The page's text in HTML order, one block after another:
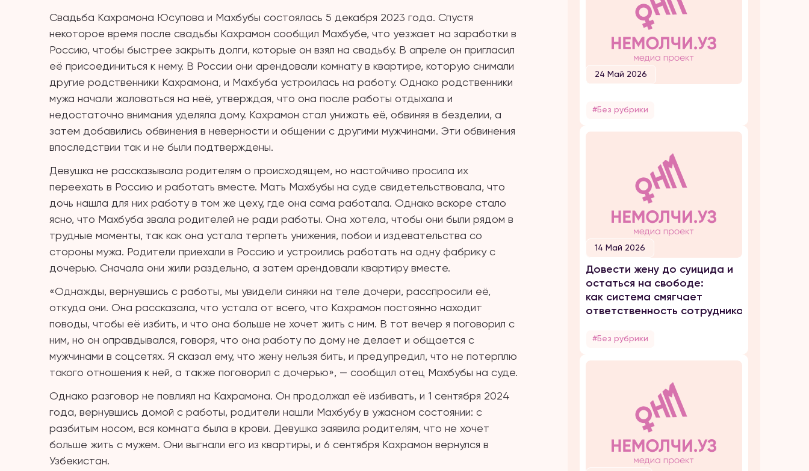
Свадьба Кахрамона Юсупова и Махбубы состоялась 5 декабря 2023 года. Спустя
некоторое время после свадьбы Кахрамон сообщил Махбубе, что уезжает на заработки в
Россию, чтобы быстрее закрыть долги, которые он взял на свадьбу. В апреле он пригласил
её присоединиться к нему. В России они арендовали комнату в квартире, которую снимали
другие родственники Кахрамона, и Махбуба устроилась на работу. Однако родственники
мужа начали жаловаться на неё, утверждая, что она после работы отдыхала и
недостаточно внимания уделяла дому. Кахрамон стал унижать её, обвиняя в безделии, а
затем добавились обвинения в неверности и общении с другими мужчинами. Эти обвинения
впоследствии так и не были подтверждены.
Девушка не рассказывала родителям о происходящем, но настойчиво просила их
переехать в Россию и работать вместе. Мать Махбубы на суде свидетельствовала, что
дочь нашла для них работу в том же цеху, где она сама работала. Однако вскоре стало
ясно, что Махбуба звала родителей не ради работы. Она хотела, чтобы они были рядом в
трудные моменты, так как она устала терпеть унижения, побои и издевательства со
стороны мужа. Родители приехали в Россию и устроились работать на одну фабрику с
дочерью. Сначала они жили раздельно, а затем арендовали квартиру вместе.
«Однажды, вернувшись с работы, мы увидели синяки на теле дочери, расспросили её,
откуда они. Она рассказала, что устала от всего, что Кахрамон постоянно находит
поводы, чтобы её избить, и что она больше не хочет жить с ним. В тот вечер я поговорил с
ним, но он оправдывался, говоря, что она работу по дому не делает и общается с
мужчинами в соцсетях. Я сказал ему, что жену нельзя бить, и предупредил, что не потерплю
такого отношения к ней, а также поговорил с дочерью», — сообщил отец Махбубы на суде.
Однако разговор не повлиял на Кахрамона. Он продолжал её избивать, и 1 сентября 2024
года, вернувшись домой с работы, родители нашли Махбубу в ужасном состоянии: с
разбитым носом, вся комната была в крови. Девушка заявила родителям, что не хочет
больше жить с мужем. Они выгнали его из квартиры, и 6 сентября Кахрамон вернулся в
Узбекистан.
24 Май 2026
#Без рубрики
14 Май 2026
Довести жену до суицида и
остаться на свободе:
как система смягчает
ответственность сотрудников ОВД
#Без рубрики